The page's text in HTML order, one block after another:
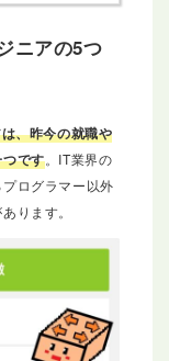
ニアの5つ
、昨今の就職や
です。IT業界の
ログラマー以外
ります。